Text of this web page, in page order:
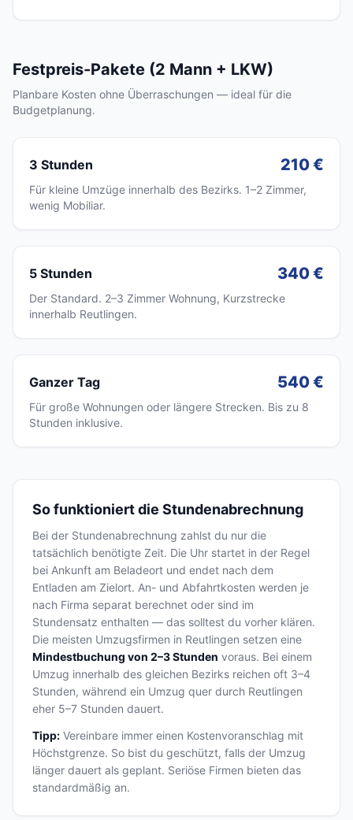
Festpreis-Pakete (2 Mann + LKW)
Planbare Kosten ohne Überraschungen — ideal für die
Budgetplanung.
3 Stunden 210 €
Für kleine Umzüge innerhalb des Bezirks. 1–2 Zimmer,
wenig Mobiliar.
5 Stunden 340 €
Der Standard. 2–3 Zimmer Wohnung, Kurzstrecke
innerhalb Reutlingen.
Ganzer Tag 540 €
Für große Wohnungen oder längere Strecken. Bis zu 8
Stunden inklusive.
So funktioniert die Stundenabrechnung
Bei der Stundenabrechnung zahlst du nur die
tatsächlich benötigte Zeit. Die Uhr startet in der Regel
bei Ankunft am Beladeort und endet nach dem
Entladen am Zielort. An- und Abfahrtkosten werden je
nach Firma separat berechnet oder sind im
Stundensatz enthalten — das solltest du vorher klären.
Die meisten Umzugsfirmen in Reutlingen setzen eine
Mindestbuchung von 2–3 Stunden voraus. Bei einem
Umzug innerhalb des gleichen Bezirks reichen oft 3–4
Stunden, während ein Umzug quer durch Reutlingen
eher 5–7 Stunden dauert.
Tipp: Vereinbare immer einen Kostenvoranschlag mit
Höchstgrenze. So bist du geschützt, falls der Umzug
länger dauert als geplant. Seriöse Firmen bieten das
standardmäßig an.